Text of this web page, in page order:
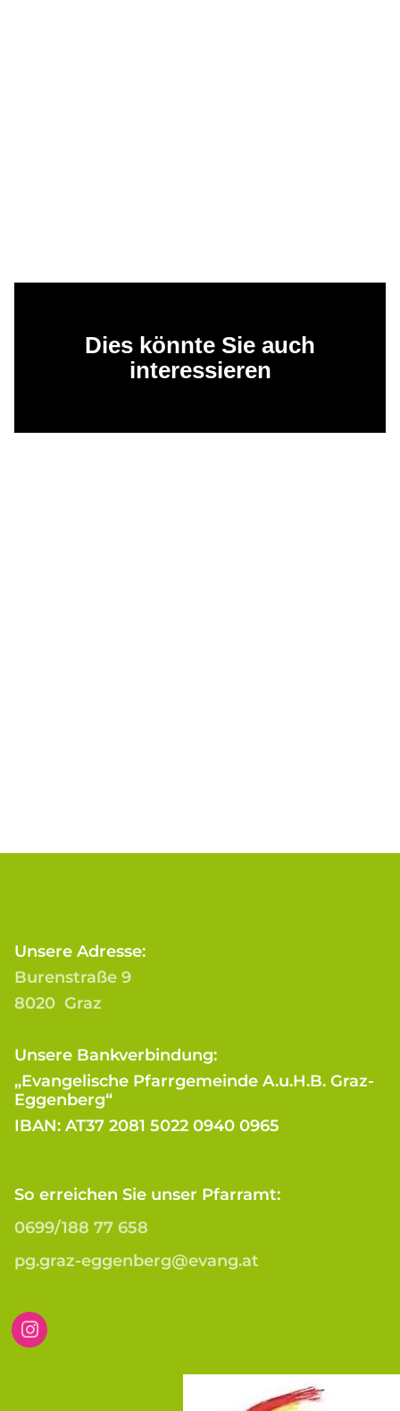
Dies könnte Sie auch
interessieren
Unsere Adresse:
Burenstraße 9
8020 Graz
Unsere Bankverbindung:
„Evangelische Pfarrgemeinde A.u.H.B. Graz-
Eggenberg“
IBAN: AT37 2081 5022 0940 0965
So erreichen Sie unser Pfarramt:
0699/188 77 658
pg.graz-eggenberg@evang.at